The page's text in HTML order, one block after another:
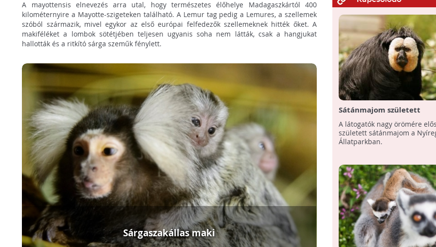
A mayottensis elnevezés arra utal, hogy természetes élőhelye Madagaszkártól 400
kilométernyire a Mayotte-szigeteken található. A Lemur tag pedig a Lemures, a szellemek
szóból származik, mivel egykor az első európai felfedezők szellemeknek hitték őket. A
makiféléket a lombok sötétjében teljesen ugyanis soha nem látták, csak a hangjukat
hallották és a ritkító sárga szeműk fénylett.
Sárgaszakállas maki
Sátánmajom született
A látogatók nagy örömére
született sátánmajom a
Állatparkban.